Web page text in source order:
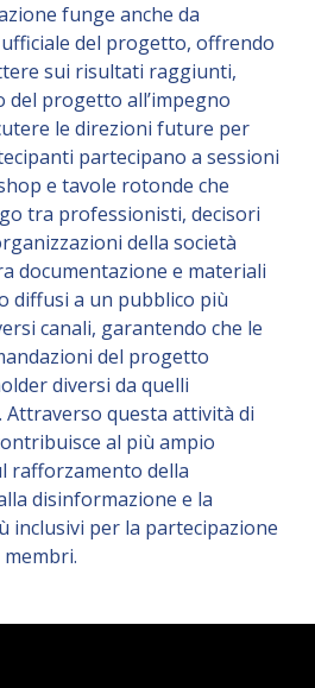
funge anche da
del progetto, offrendo
sui risultati raggiunti,
progetto all’impegno
le direzioni future per
partecipano a sessioni
e tavole rotonde che
tra professionisti, decisori
della società
documentazione e materiali
diffusi a un pubblico più
canali, garantendo che le
del progetto
diversi da quelli
Attraverso questa attività di
al più ampio
rafforzamento della
disinformazione e la
inclusivi per la partecipazione